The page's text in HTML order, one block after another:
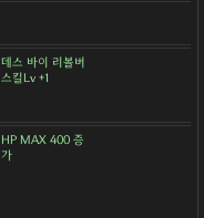
데스 바이 리볼버
스킬Lv +1
HP MAX 400 증
가